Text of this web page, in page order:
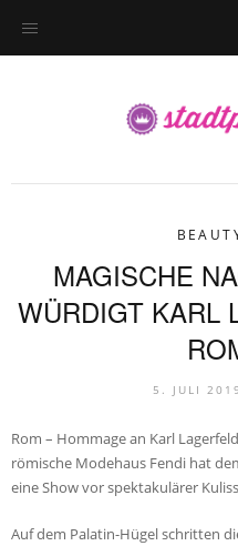
MAGISCHE
WÜRDIGT KARL
5. JULI
Rom – Hommage an Karl
römische Modehaus Fendi hat
eine Show vor spektakulärer
Auf dem Palatin-Hügel schritten